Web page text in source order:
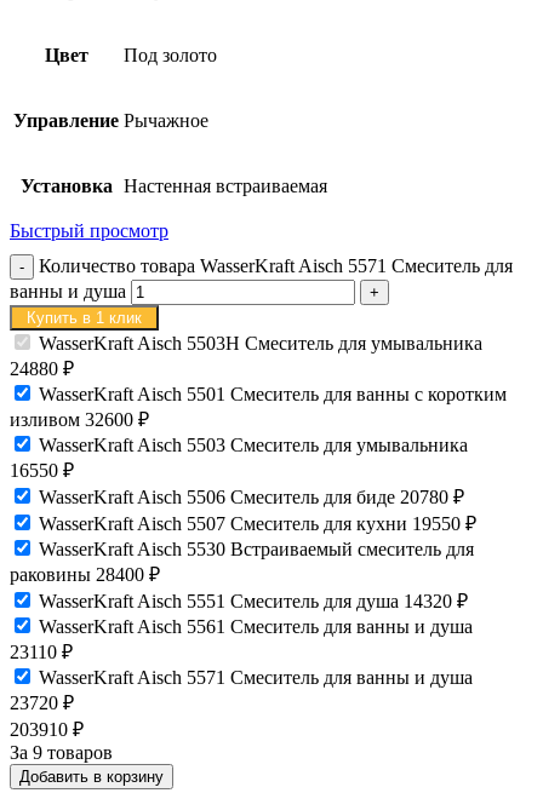
Цвет Под золото
Управление Рычажное
Установка Настенная встраиваемая
Быстрый просмотр
Количество товара WasserKraft Aisch 5571 Смеситель для
ванны и душа
Купить в 1 клик
WasserKraft Aisch 5503H Смеситель для умывальника
24880 ₽
WasserKraft Aisch 5501 Смеситель для ванны с коротким
изливом 32600 ₽
WasserKraft Aisch 5503 Смеситель для умывальника
16550 ₽
WasserKraft Aisch 5506 Смеситель для биде 20780 ₽
WasserKraft Aisch 5507 Смеситель для кухни 19550 ₽
WasserKraft Aisch 5530 Встраиваемый смеситель для
раковины 28400 ₽
WasserKraft Aisch 5551 Смеситель для душа 14320 ₽
WasserKraft Aisch 5561 Смеситель для ванны и душа
23110 ₽
WasserKraft Aisch 5571 Смеситель для ванны и душа
23720 ₽
203910 ₽
За 9 товаров
Добавить в корзину